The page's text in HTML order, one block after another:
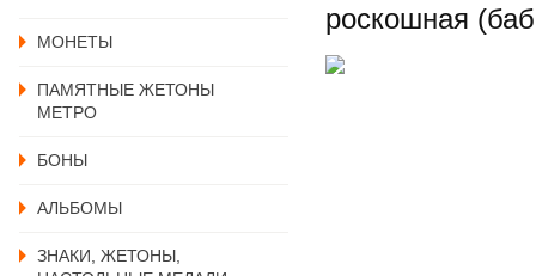
MОНЕТЫ
ПАМЯТНЫЕ ЖЕТОНЫ
МЕТРО
БОНЫ
АЛЬБОМЫ
ЗНАКИ, ЖЕТОНЫ,
роскошная